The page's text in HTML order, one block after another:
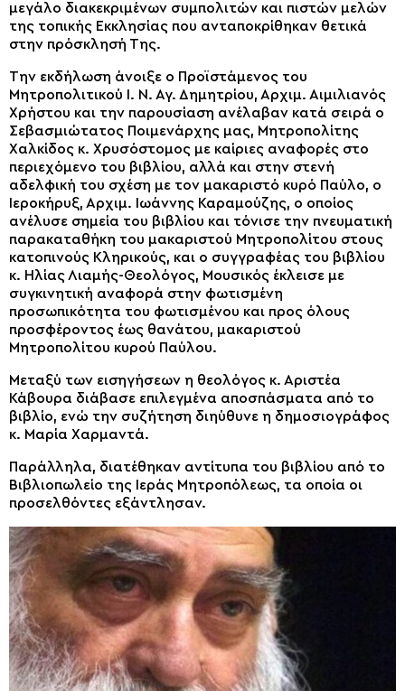
μεγάλο διακεκριμένων συμπολιτών και πιστών μελών
της τοπικής Εκκλησίας που ανταποκρίθηκαν θετικά
στην πρόσκλησή Της.
Την εκδήλωση άνοιξε ο Προϊστάμενος του
Μητροπολιτικού Ι. Ν. Αγ. Δημητρίου, Αρχιμ. Αιμιλιανός
Χρήστου και την παρουσίαση ανέλαβαν κατά σειρά ο
Σεβασμιώτατος Ποιμενάρχης μας, Μητροπολίτης
Χαλκίδος κ. Χρυσόστομος με καίριες αναφορές στο
περιεχόμενο του βιβλίου, αλλά και στην στενή
αδελφική του σχέση με τον μακαριστό κυρό Παύλο, ο
Ιεροκήρυξ, Αρχιμ. Ιωάννης Καραμούζης, ο οποίος
ανέλυσε σημεία του βιβλίου και τόνισε την πνευματική
παρακαταθήκη του μακαριστού Μητροπολίτου στους
κατοπινούς Κληρικούς, και ο συγγραφέας του βιβλίου
κ. Ηλίας Λιαμής-Θεολόγος, Μουσικός έκλεισε με
συγκινητική αναφορά στην φωτισμένη
προσωπικότητα του φωτισμένου και προς όλους
προσφέροντος έως θανάτου, μακαριστού
Μητροπολίτου κυρού Παύλου.
Μεταξύ των εισηγήσεων η θεολόγος κ. Αριστέα
Κάβουρα διάβασε επιλεγμένα αποσπάσματα από το
βιβλίο, ενώ την συζήτηση διηύθυνε η δημοσιογράφος
κ. Μαρία Χαρμαντά.
Παράλληλα, διατέθηκαν αντίτυπα του βιβλίου από το
Βιβλιοπωλείο της Ιεράς Μητροπόλεως, τα οποία οι
προσελθόντες εξάντλησαν.